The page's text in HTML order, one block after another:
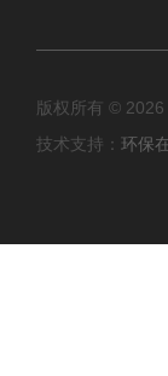
版权所有 ©
技术支持： 环保